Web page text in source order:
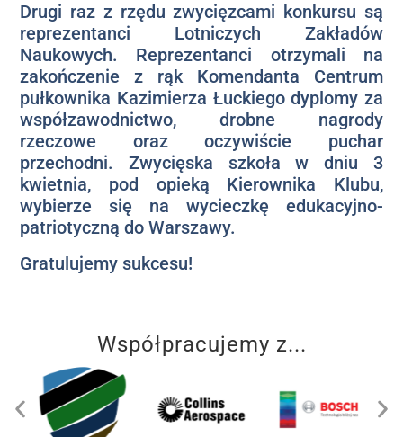
Drugi raz z rzędu zwycięzcami konkursu są
reprezentanci Lotniczych Zakładów
Naukowych. Reprezentanci otrzymali na
zakończenie z rąk Komendanta Centrum
pułkownika Kazimierza Łuckiego dyplomy za
współzawodnictwo, drobne nagrody
rzeczowe oraz oczywiście puchar
przechodni. Zwycięska szkoła w dniu 3
kwietnia, pod opieką Kierownika Klubu,
wybierze się na wycieczkę edukacyjno-
patriotyczną do Warszawy.
Gratulujemy sukcesu!
Współpracujemy z...